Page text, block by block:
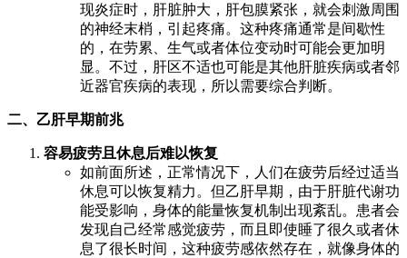
现炎症时，肝脏肿大，肝包膜紧张，就会刺激周围
的神经末梢，引起疼痛。这种疼痛通常是间歇性
的，在劳累、生气或者体位变动时可能会更加明
显。不过，肝区不适也可能是其他肝脏疾病或者邻
近器官疾病的表现，所以需要综合判断。
二、乙肝早期前兆
容易疲劳且休息后难以恢复
如前面所述，正常情况下，人们在疲劳后经过适当
休息可以恢复精力。但乙肝早期，由于肝脏代谢功
能受影响，身体的能量恢复机制出现紊乱。患者会
发现自己经常感觉疲劳，而且即使睡了很久或者休
息了很长时间，这种疲劳感依然存在，就像身体的